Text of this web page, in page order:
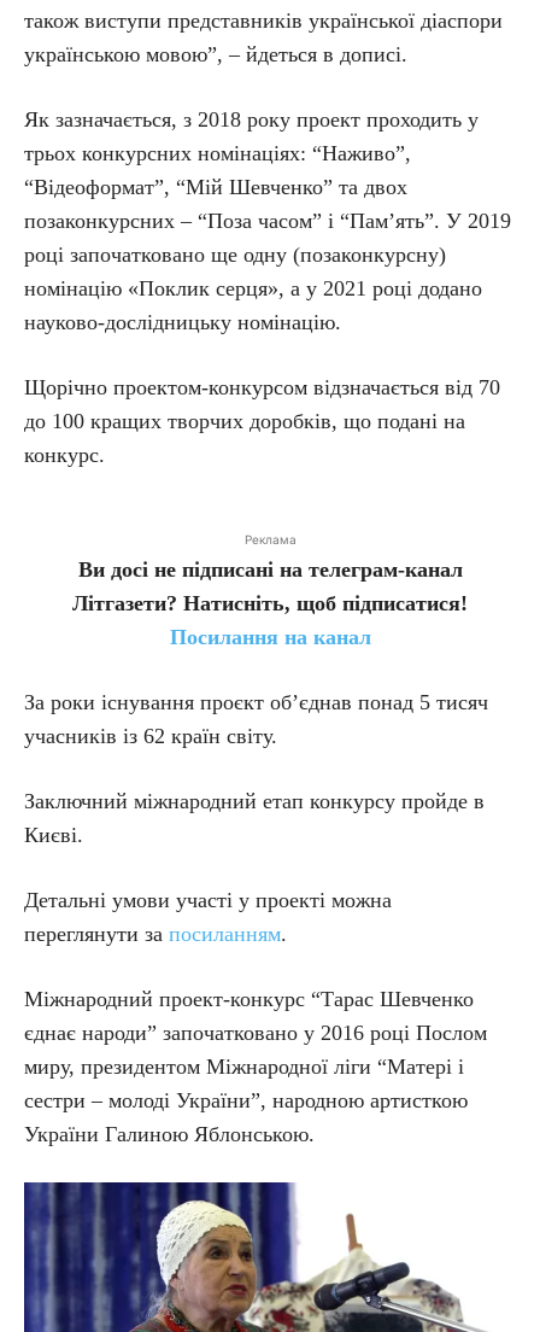
також виступи представників української діаспори
українською мовою”, – йдеться в дописі.
Як зазначається, з 2018 року проект проходить у
трьох конкурсних номінаціях: “Наживо”,
“Відеоформат”, “Мій Шевченко” та двох
позаконкурсних – “Поза часом” і “Памʼять”. У 2019
році започатковано ще одну (позаконкурсну)
номінацію «Поклик серця», а у 2021 році додано
науково-дослідницьку номінацію.
Щорічно проектом-конкурсом відзначається від 70
до 100 кращих творчих доробків, що подані на
конкурс.
Реклама
Ви досі не підписані на телеграм-канал
Літгазети? Натисніть, щоб підписатися!
Посилання на канал
За роки існування проєкт об’єднав понад 5 тисяч
учасників із 62 країн світу.
Заключний міжнародний етап конкурсу пройде в
Києві.
Детальні умови участі у проекті можна
переглянути за посиланням.
Міжнародний проект-конкурс “Тарас Шевченко
єднає народи” започатковано у 2016 році Послом
миру, президентом Міжнародної ліги “Матері і
сестри – молоді України”, народною артисткою
України Галиною Яблонською.